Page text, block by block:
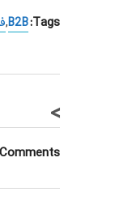
Tags:
B2B
,
>